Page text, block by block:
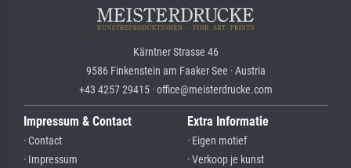
Kärntner Strasse 46
9586 Finkenstein am Faaker See · Austria
+43 4257 29415 · office@meisterdrucke.com
Impressum & Contact
· Contact
· Impressum
Extra Informatie
· Eigen motief
· Verkoop je kunst